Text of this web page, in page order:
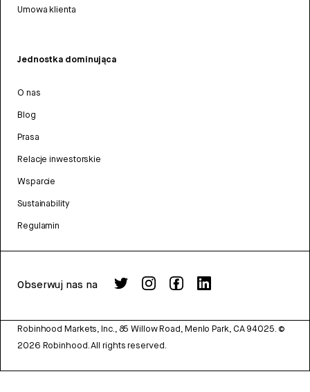
Umowa klienta
Jednostka dominująca
O nas
Blog
Prasa
Relacje inwestorskie
Wsparcie
Sustainability
Regulamin
Obserwuj nas na
Robinhood Markets, Inc., 85 Willow Road, Menlo Park, CA 94025. ©
2026 Robinhood. All rights reserved.